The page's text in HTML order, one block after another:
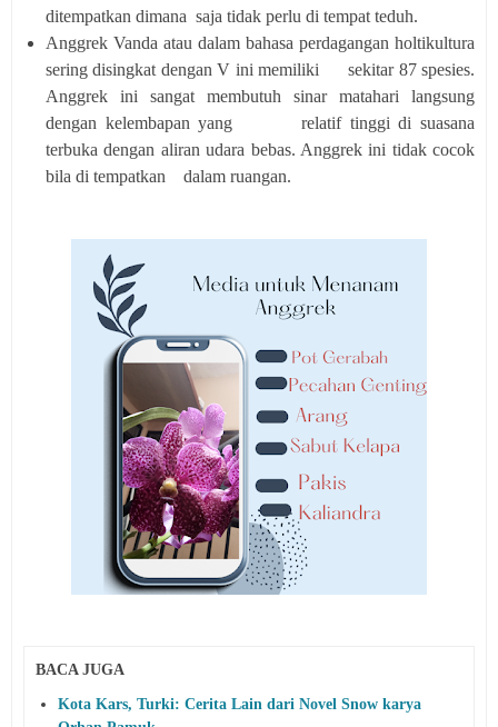
ditempatkan dimana saja tidak perlu di tempat teduh.
Anggrek Vanda atau dalam bahasa perdagangan holtikultura
sering disingkat dengan V ini memiliki sekitar 87 spesies.
Anggrek ini sangat membutuh sinar matahari langsung
dengan kelembapan yang relatif tinggi di suasana
terbuka dengan aliran udara bebas. Anggrek ini tidak cocok
bila di tempatkan dalam ruangan.
BACA JUGA
Kota Kars, Turki: Cerita Lain dari Novel Snow karya